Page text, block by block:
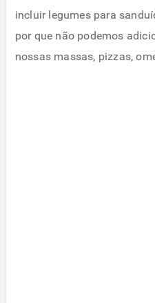
incluir legumes para
por que não podemos
nossas massas, pizzas,